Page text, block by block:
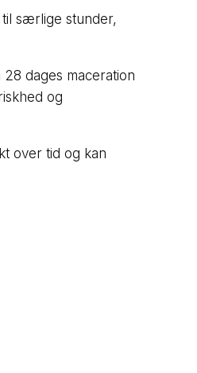
særlige stunder,
dages maceration
og
over tid og kan